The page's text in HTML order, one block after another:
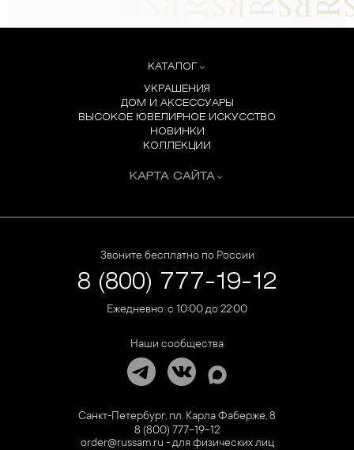
КАТАЛОГ
УКРАШЕНИЯ
ДОМ И АКСЕССУАРЫ
ВЫСОКОЕ ЮВЕЛИРНОЕ ИСКУССТВО
НОВИНКИ
КОЛЛЕКЦИИ
КАРТА САЙТА
Звоните бесплатно по России
8 (800) 777-19-12
Ежедневно: с 10:00 до 22:00
Наши сообщества
Санкт-Петербург, пл. Карла Фаберже, 8
8 (800) 777-19-12
order@russam.ru - для физических лиц